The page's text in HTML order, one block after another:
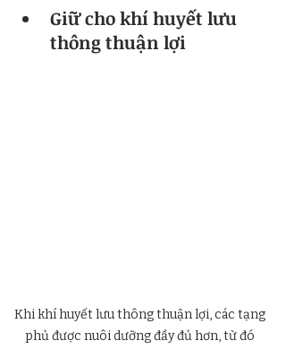
Giữ cho khí huyết lưu
thông thuận lợi
Khi khí huyết lưu thông thuận lợi, các tạng
phủ được nuôi dưỡng đầy đủ hơn, từ đó